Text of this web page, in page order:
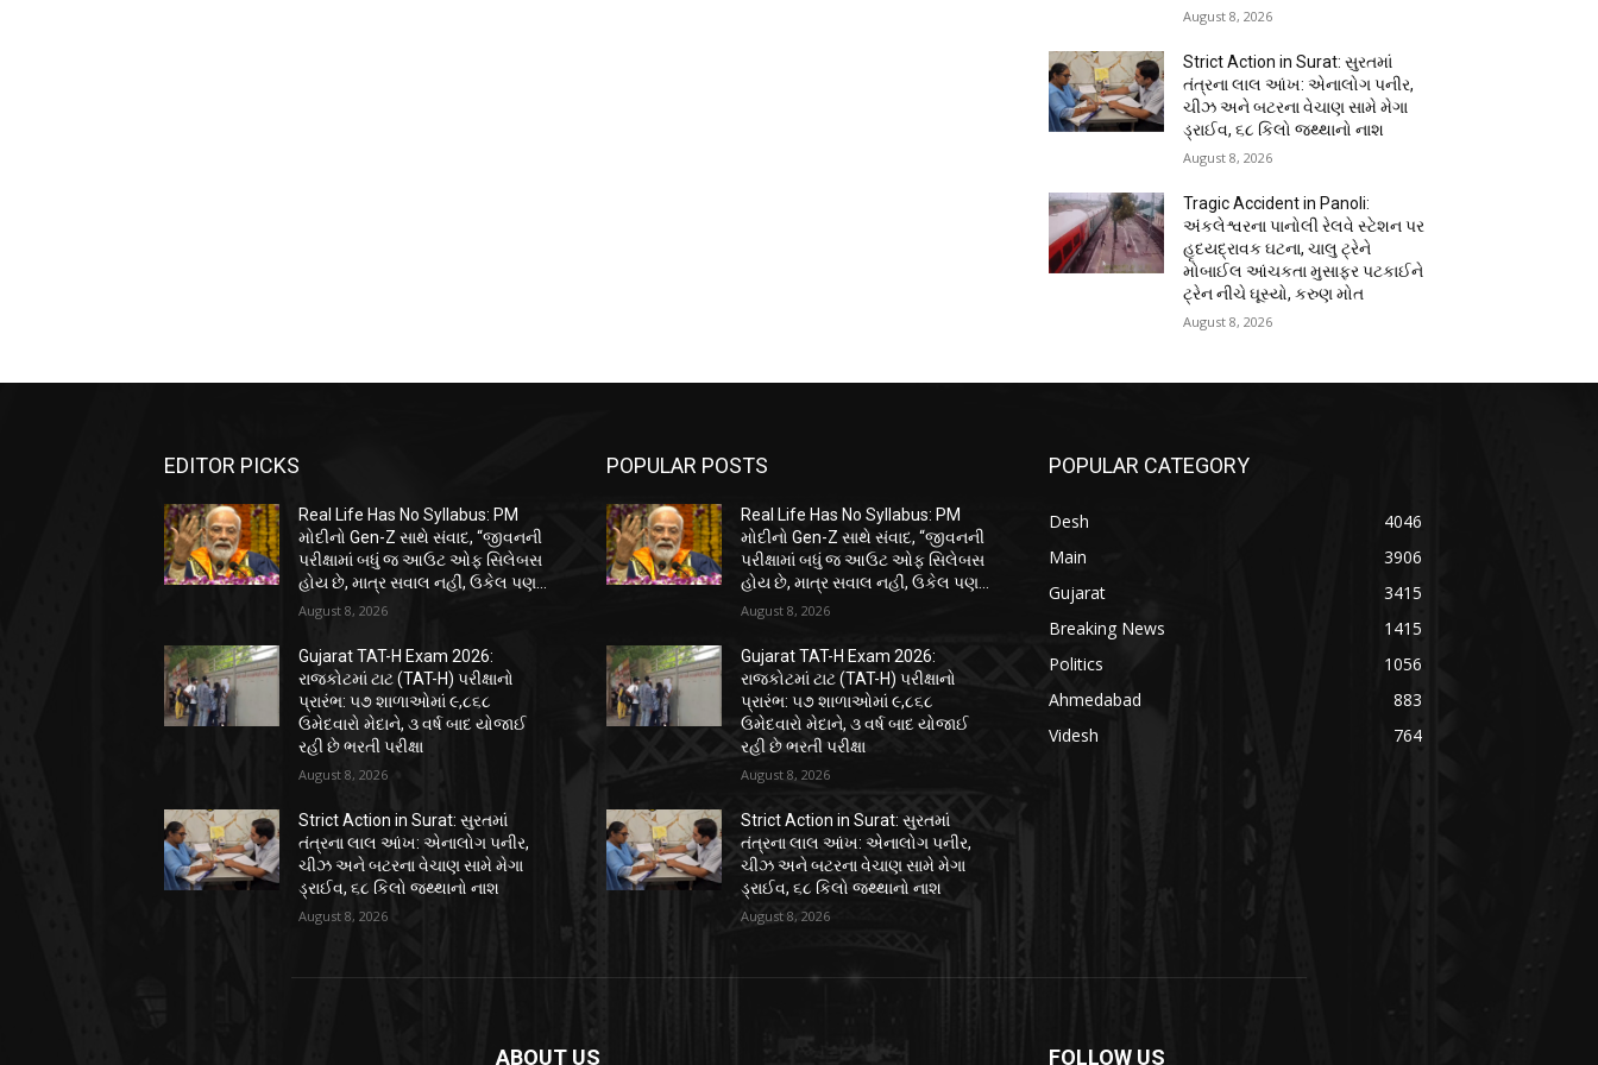
August 8, 2026
Strict Action in Surat: સુરતમાં
તંત્રના લાલ આંખ: એનાલોગ પનીર,
ચીઝ અને બટરના વેચાણ સામે મેગા
ડ્રાઈવ, ૬૮ કિલો જથ્થાનો નાશ
August 8, 2026
Tragic Accident in Panoli:
અંકલેશ્વરના પાનોલી રેલવે સ્ટેશન પર
હૃદયદ્રાવક ઘટના, ચાલુ ટ્રેને
મોબાઈલ આંચકતા મુસાફર પટકાઈને
ટ્રેન નીચે ઘૂસ્યો, કરુણ મોત
August 8, 2026
EDITOR PICKS
Real Life Has No Syllabus: PM
મોદીનો Gen-Z સાથે સંવાદ, “જીવનની
પરીક્ષામાં બધું જ આઉટ ઓફ સિલેબસ
હોય છે, માત્ર સવાલ નહીં, ઉકેલ પણ...
August 8, 2026
Gujarat TAT-H Exam 2026:
રાજકોટમાં ટાટ (TAT-H) પરીક્ષાનો
પ્રારંભ: ૫૭ શાળાઓમાં ૯,૮૬૮
ઉમેદવારો મેદાને, ૩ વર્ષ બાદ યોજાઈ
રહી છે ભરતી પરીક્ષા
August 8, 2026
Strict Action in Surat: સુરતમાં
તંત્રના લાલ આંખ: એનાલોગ પનીર,
ચીઝ અને બટરના વેચાણ સામે મેગા
ડ્રાઈવ, ૬૮ કિલો જથ્થાનો નાશ
August 8, 2026
POPULAR POSTS
Real Life Has No Syllabus: PM
મોદીનો Gen-Z સાથે સંવાદ, “જીવનની
પરીક્ષામાં બધું જ આઉટ ઓફ સિલેબસ
હોય છે, માત્ર સવાલ નહીં, ઉકેલ પણ...
August 8, 2026
Gujarat TAT-H Exam 2026:
રાજકોટમાં ટાટ (TAT-H) પરીક્ષાનો
પ્રારંભ: ૫૭ શાળાઓમાં ૯,૮૬૮
ઉમેદવારો મેદાને, ૩ વર્ષ બાદ યોજાઈ
રહી છે ભરતી પરીક્ષા
August 8, 2026
Strict Action in Surat: સુરતમાં
તંત્રના લાલ આંખ: એનાલોગ પનીર,
ચીઝ અને બટરના વેચાણ સામે મેગા
ડ્રાઈવ, ૬૮ કિલો જથ્થાનો નાશ
August 8, 2026
POPULAR CATEGORY
Desh
4046
Main
3906
Gujarat
3415
Breaking News
1415
Politics
1056
Ahmedabad
883
Videsh
764
ABOUT US FOLLOW US